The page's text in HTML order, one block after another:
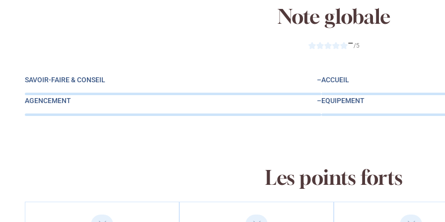
Note globale
–/5
SAVOIR-FAIRE & CONSEIL –ACCUEIL
AGENCEMENT –EQUIPEMENT
Les points forts